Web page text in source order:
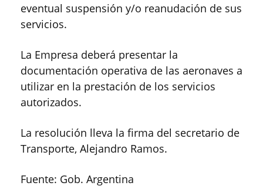
eventual suspensión y/o reanudación de sus
servicios.
La Empresa deberá presentar la
documentación operativa de las aeronaves a
utilizar en la prestación de los servicios
autorizados.
La resolución lleva la firma del secretario de
Transporte, Alejandro Ramos.
Fuente: Gob. Argentina